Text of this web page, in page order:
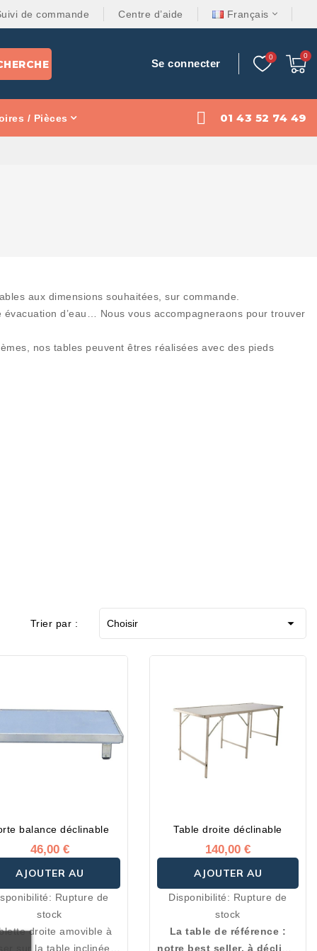
de commande Centre d’aide Français
Se connecter
/ Pièces 01 43 52 74 49
aux dimensions souhaitées, sur commande.
d’eau… Nous vous accompagneraons pour trouver
nos tables peuvent êtres réalisées avec des pieds
Trier par : Choisir 
balance déclinable
46,00 €
AJOUTER AU
PANIER
Rupture de
stock
droite amovible à
sur la table inclinée.
Table droite déclinable
140,00 €
AJOUTER AU
PANIER
Disponibilité: Rupture de
stock
La table de référence :
notre best seller, à décliner